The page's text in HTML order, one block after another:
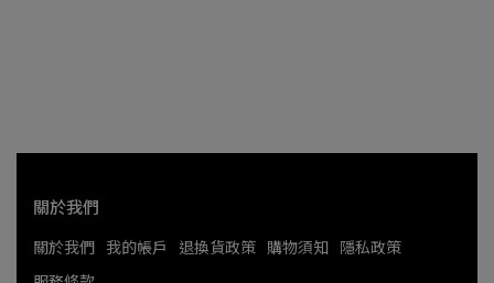
關於我們
關於我們 我的帳戶 退換貨政策 購物須知 隱私政策